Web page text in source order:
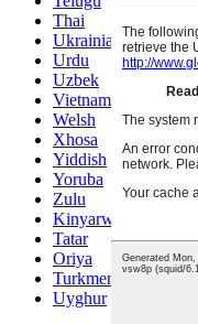
Thai
Ukrainian
Urdu
Uzbek
Vietnamese
Welsh
Xhosa
Yiddish
Yoruba
Zulu
Kinyarwanda
Tatar
Oriya
Turkmen
Uyghur